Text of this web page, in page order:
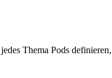
Thema Pods